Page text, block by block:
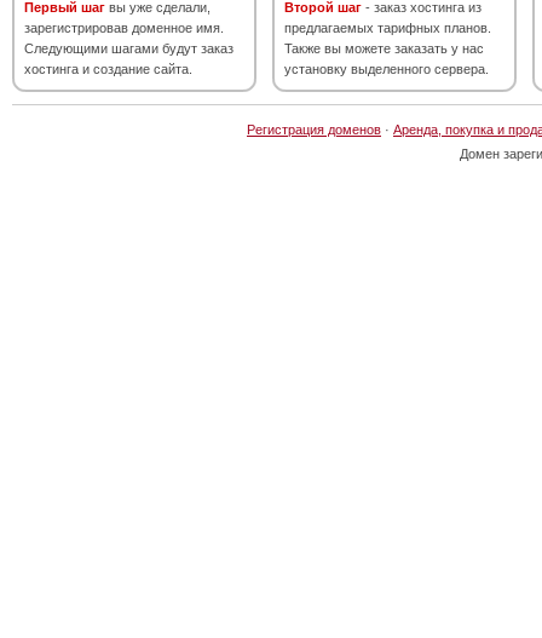
Первый шаг вы уже сделали,
зарегистрировав доменное имя.
Следующими шагами будут заказ
хостинга и создание сайта.
Второй шаг - заказ хостинга из
предлагаемых тарифных планов.
Также вы можете заказать у нас
установку выделенного сервера.
Регистрация доменов · Аренда, покупка и
Домен